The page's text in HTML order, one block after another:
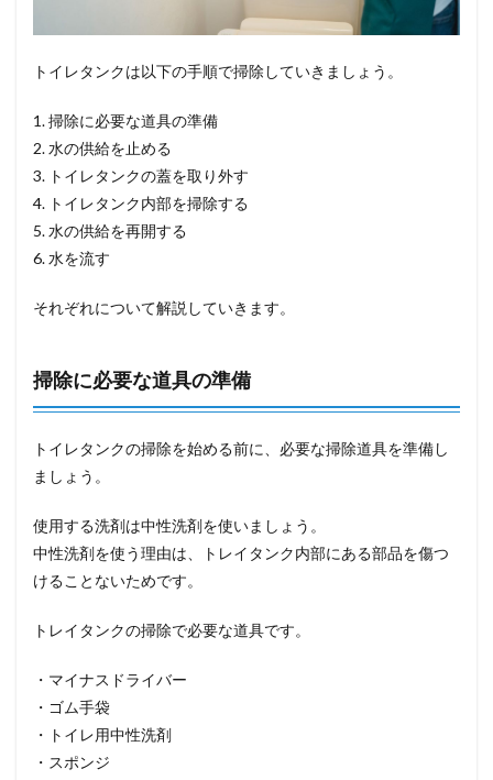
トイレタンクは以下の手順で掃除していきましょう。
1. 掃除に必要な道具の準備
2. 水の供給を止める
3. トイレタンクの蓋を取り外す
4. トイレタンク内部を掃除する
5. 水の供給を再開する
6. 水を流す
それぞれについて解説していきます。
掃除に必要な道具の準備
トイレタンクの掃除を始める前に、必要な掃除道具を準備し
ましょう。
使用する洗剤は中性洗剤を使いましょう。
中性洗剤を使う理由は、トレイタンク内部にある部品を傷つ
けることないためです。
トレイタンクの掃除で必要な道具です。
・マイナスドライバー
・ゴム手袋
・トイレ用中性洗剤
・スポンジ